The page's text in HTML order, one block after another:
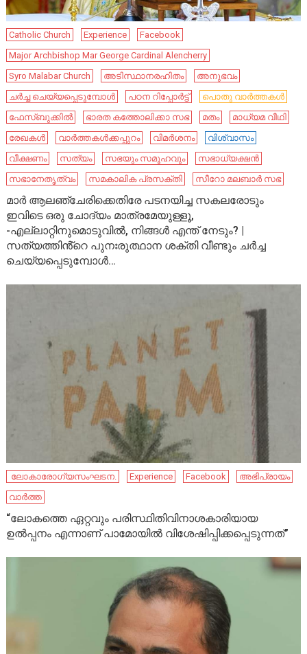
Catholic Church Experience
Facebook
Major Archbishop Mar George Cardinal Alencherry
Syro Malabar Church
അടിസ്ഥാനരഹിതം
അനുഭവം
ചർച്ച ചെയ്യപ്പെടുമ്പോൾ
പഠന റിപ്പോര്‍ട്ട്
പൊതു വാർത്തകൾ
ഫേസ്ബുക്കിൽ
ഭാരത കത്തോലിക്കാ സഭ മതം
മാധ്യമ വീഥി
രേഖകൾ
വാർത്തകൾക്കപ്പുറം വിമർശനം
വിശ്വാസം
വീക്ഷണം
സത്യം സഭയും സമൂഹവും
സഭാധ്യക്ഷന്‍
സഭാനേതൃത്വം
സമകാലിക പ്രസക്തി സീറോ മലബാര്‍ സഭ
മാർ ആലഞ്ചേരിക്കെതിരേ പടനയിച്ച സകലരോടും
ഇവിടെ ഒരു ചോദ്യം മാത്രമേയുള്ളൂ,
-എല്ലാറ്റിനുമൊടുവിൽ, നിങ്ങൾ എന്ത് നേടും? |
സത്യത്തിൻ്റെ പുനഃരുത്ഥാന ശക്തി വീണ്ടും ചർച്ച
ചെയ്യപ്പെടുമ്പോൾ…
‌ ലോകാരോഗ്യസംഘടന. Experience Facebook
അഭിപ്രായം
വാർത്ത
“ലോകത്തെ ഏറ്റവും പരിസ്ഥിതിവിനാശകാരിയായ
ഉൽപ്പനം എന്നാണ് പാമോയിൽ വിശേഷിപ്പിക്കപ്പെടുന്നത്”